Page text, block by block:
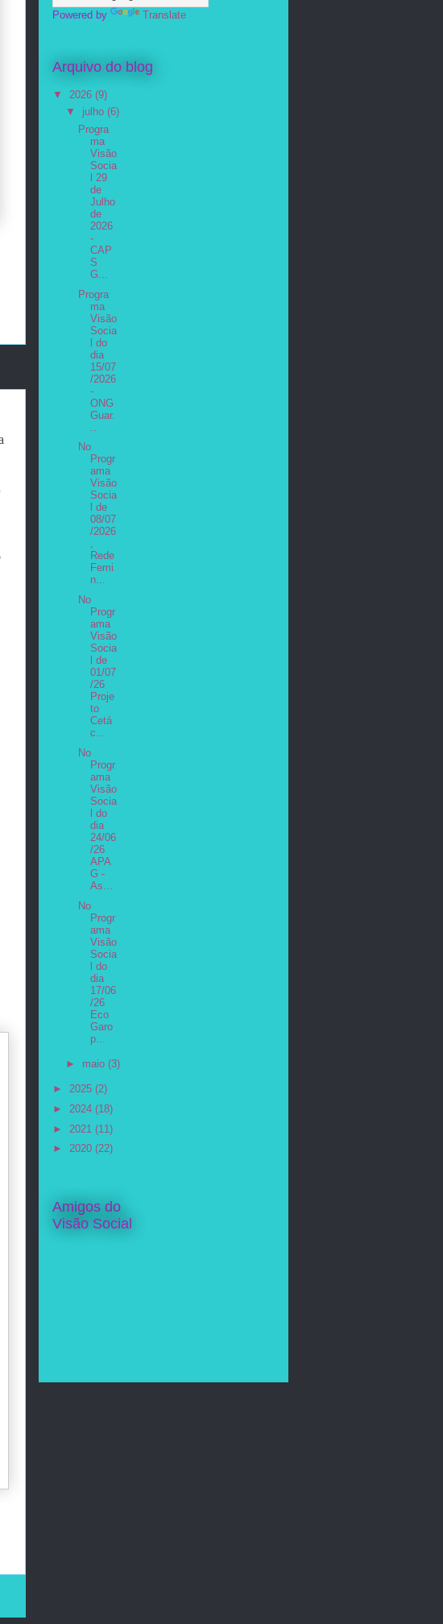
Powered by Translate
Arquivo do blog
▼ 2026 (9)
▼ julho (6)
Progra
ma
Visão
Socia
l 29
de
Julho
de
2026
-
CAP
S
G...
Progra
ma
Visão
Socia
l do
dia
15/07
/2026
-
ONG
Guar.
No
Progr
ama
Visão
Socia
l de
08/07
/2026
,
Rede
Femi
n...
No
Progr
ama
Visão
Socia
l de
01/07
/26
Proje
to
Cetá
c...
No
Progr
ama
Visão
Socia
l do
dia
24/06
/26
APA
G -
As...
No
Progr
ama
Visão
Socia
l do
dia
17/06
/26
Eco
Garo
p...
► maio (3)
► 2025 (2)
► 2024 (18)
► 2021 (11)
► 2020 (22)
Amigos do
Visão Social